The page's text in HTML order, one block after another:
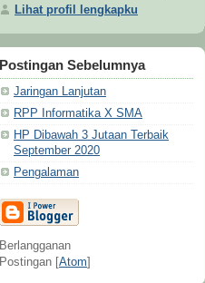
Lihat profil lengkapku
Postingan Sebelumnya
Jaringan Lanjutan
RPP Informatika X SMA
HP Dibawah 3 Jutaan Terbaik
September 2020
Pengalaman
Berlangganan
Postingan [ Atom